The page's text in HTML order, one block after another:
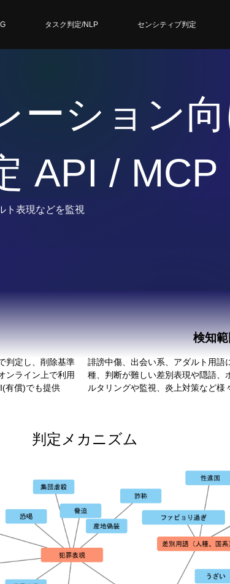
タスク判定/NLP センシティブ判定
ーション
API / MCP
ト表現などを監視
判定し、削除基準
ンライン上で利用
有償)でも提供
検知
誹謗中傷、出会い系、アダルト用語
種、判断が難しい差別表現や隠語、
ルタリングや監視、炎上対策など様
判定メカニズム